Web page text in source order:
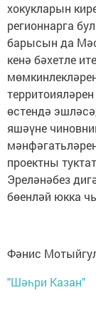
хокукларын
регионнарга
барысын да
кенә бәхетле
өстендә
яшәүне
проектны
Эреләнәбез
бөенләй юкка
Фәнис
"Шәһри Казан"